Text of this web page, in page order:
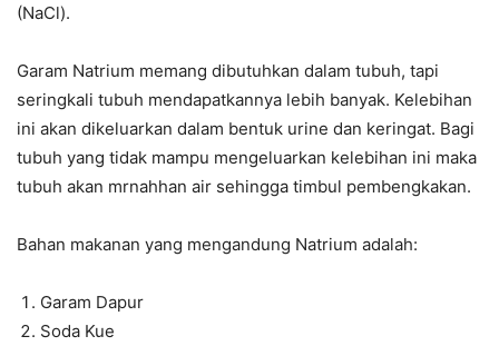
(NaCl).
Garam Natrium memang dibutuhkan dalam tubuh, tapi
seringkali tubuh mendapatkannya lebih banyak. Kelebihan
ini akan dikeluarkan dalam bentuk urine dan keringat. Bagi
tubuh yang tidak mampu mengeluarkan kelebihan ini maka
tubuh akan mrnahhan air sehingga timbul pembengkakan.
Bahan makanan yang mengandung Natrium adalah:
Garam Dapur
Soda Kue